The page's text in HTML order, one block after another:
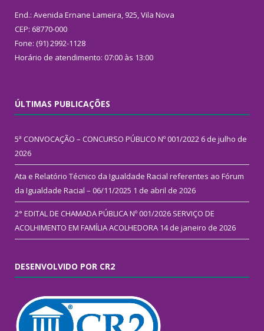
End.: Avenida Ernane Lameira, 925, Vila Nova
CEP: 68770-000
Fone: (91) 2992-1128
Horário de atendimento: 07:00 às 13:00
ÚLTIMAS PUBLICAÇÕES
5ª CONVOCAÇÃO – CONCURSO PÚBLICO Nº 001/2022 6 de julho de
2026
Ata e Relatório Técnico da Igualdade Racial referentes ao Fórum
da Igualdade Racial – 06/11/2025 1 de abril de 2026
2° EDITAL DE CHAMADA PÚBLICA Nº 001/2026 SERVIÇO DE
ACOLHIMENTO EM FAMÍLIA ACOLHEDORA 14 de janeiro de 2026
DESENVOLVIDO POR CR2